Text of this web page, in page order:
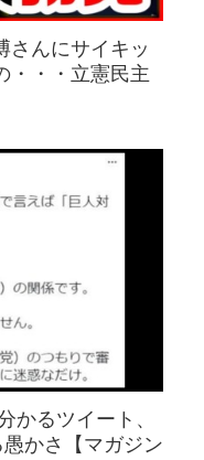
さんにサイキッ
・・・立憲民主
かるツイート、
かさ【マガジン